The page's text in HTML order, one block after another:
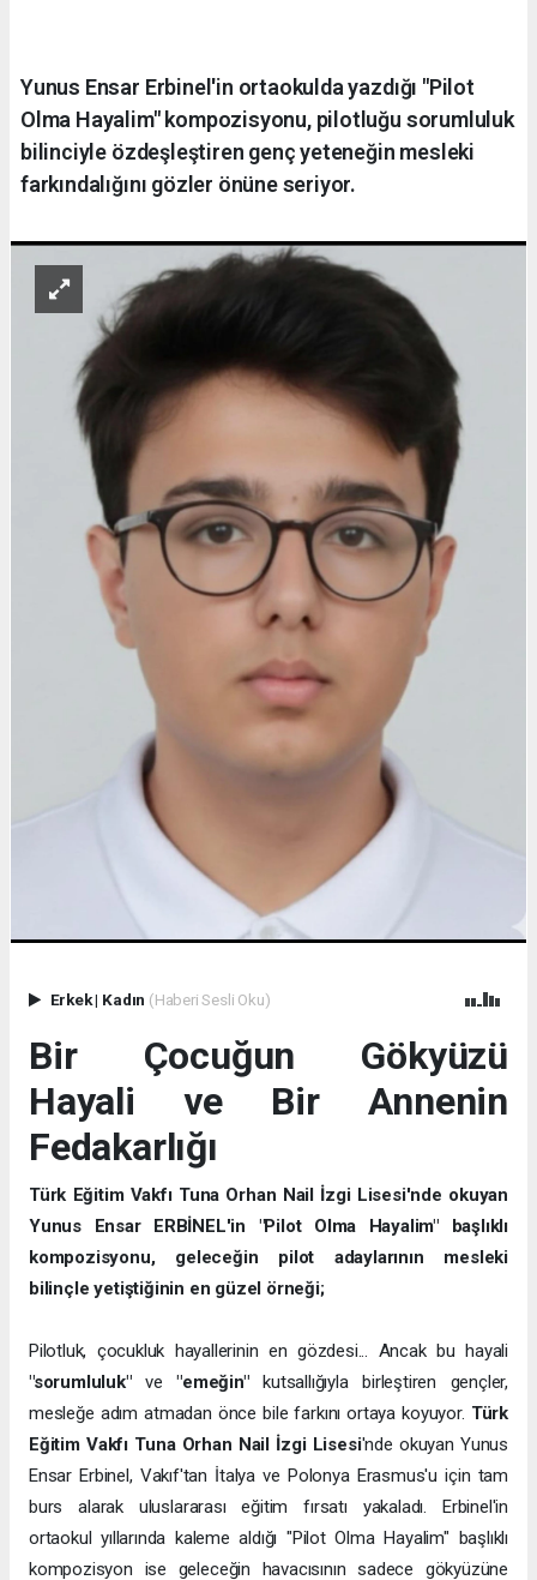
Yunus Ensar Erbinel'in ortaokulda yazdığı "Pilot
Olma Hayalim" kompozisyonu, pilotluğu sorumluluk
bilinciyle özdeşleştiren genç yeteneğin mesleki
farkındalığını gözler önüne seriyor.
Erkek| Kadın (Haberi Sesli Oku)
Bir Çocuğun Gökyüzü
Hayali ve Bir Annenin
Fedakarlığı
Türk Eğitim Vakfı Tuna Orhan Nail İzgi Lisesi'nde okuyan
Yunus Ensar ERBİNEL'in "Pilot Olma Hayalim" başlıklı
kompozisyonu, geleceğin pilot adaylarının mesleki
bilinçle yetiştiğinin en güzel örneği;
Pilotluk, çocukluk hayallerinin en gözdesi... Ancak bu hayali
"sorumluluk"ve"emeğin"kutsallığıyla birleştiren gençler,
mesleğe adım atmadan önce bile farkını ortaya koyuyor. Türk
Eğitim Vakfı Tuna Orhan Nail İzgi Lisesi'nde okuyan Yunus
Ensar Erbinel, Vakıf'tan İtalya ve Polonya Erasmus'u için tam
burs alarak uluslararası eğitim fırsatı yakaladı. Erbinel'in
ortaokul yıllarında kaleme aldığı "Pilot Olma Hayalim" başlıklı
kompozisyon ise geleceğin havacısının sadece gökyüzüne